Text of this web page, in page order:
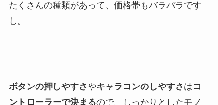
たくさんの種類があって、価格帯もバラバラです
し。
ボタンの押しやすさやキャラコンのしやすさ はコ
ントローラーで決まるので、しっかりとしたモノ